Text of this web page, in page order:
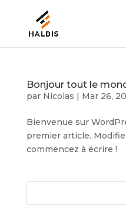
Bonjour tout le
par Nicolas | Mar 26,
Bienvenue sur
premier article.
commencez à écrire !